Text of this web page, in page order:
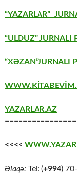
“YAZARLAR”
“ULDUZ” JURNALI
“XƏZAN”JURNALI
YAZARLAR.AZ
<<<<
Əlaqə: Tel: (+994)